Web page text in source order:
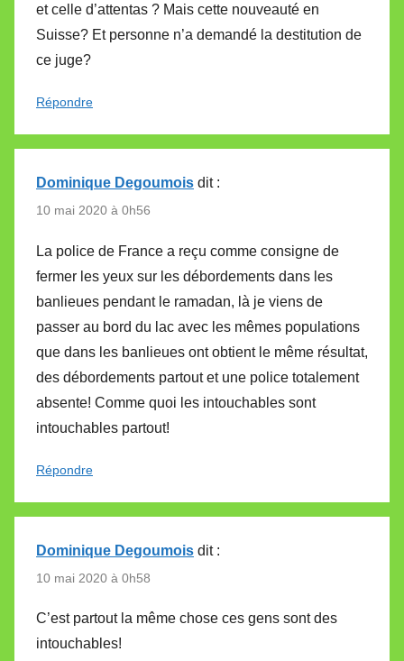
et celle d’attentas ? Mais cette nouveauté en
Suisse? Et personne n’a demandé la destitution de
ce juge?
Répondre
Dominique Degoumois dit :
10 mai 2020 à 0h56
La police de France a reçu comme consigne de
fermer les yeux sur les débordements dans les
banlieues pendant le ramadan, là je viens de
passer au bord du lac avec les mêmes populations
que dans les banlieues ont obtient le même résultat,
des débordements partout et une police totalement
absente! Comme quoi les intouchables sont
intouchables partout!
Répondre
Dominique Degoumois dit :
10 mai 2020 à 0h58
C’est partout la même chose ces gens sont des
intouchables!